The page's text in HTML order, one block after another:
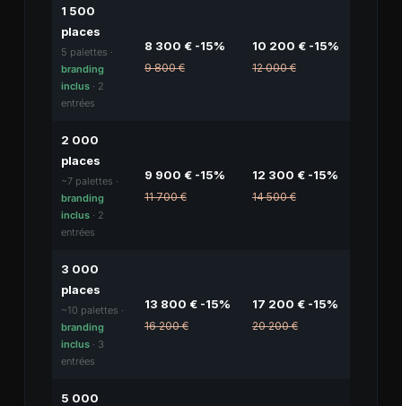
1 500
places
5 palettes ·
branding
inclus· 2
entrées
8 300 € -15%
9 800 €
10 200 € -15%
12 000 €
2 000
places
~7 palettes ·
branding
inclus· 2
entrées
9 900 € -15%
11 700 €
12 300 € -15%
14 500 €
3 000
places
~10 palettes ·
branding
inclus· 3
entrées
13 800 € -15%
16 200 €
17 200 € -15%
20 200 €
5 000